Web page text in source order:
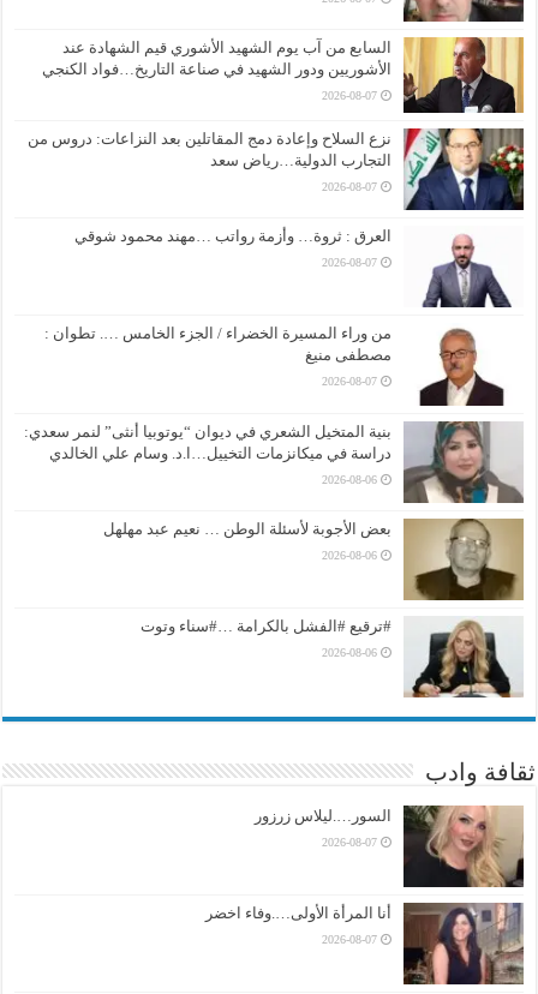
السابع من آب يوم الشهيد الأشوري قيم الشهادة عند
الأشوريين ودور الشهيد في صناعة التاريخ…فواد الكنجي
2026-08-07
نزع السلاح وإعادة دمج المقاتلين بعد النزاعات: دروس من
التجارب الدولية…رياض سعد
2026-08-07
العرق : ثروة… وأزمة رواتب …مهند محمود شوقي
2026-08-07
من وراء المسيرة الخضراء / الجزء الخامس …. تطوان :
مصطفى منيغ
2026-08-07
بنية المتخيل الشعري في ديوان “يوتوبيا أنثى” لنمر سعدي:
دراسة في ميكانزمات التخييل…ا.د. وسام علي الخالدي
2026-08-06
بعض الأجوبة لأسئلة الوطن … نعيم عبد مهلهل
2026-08-06
#ترقيع #الفشل بالكرامة …#سناء وتوت
2026-08-06
ثقافة وادب
السور….ليلاس زرزور
2026-08-07
أنا المرأة الأولى….وفاء اخضر
2026-08-07